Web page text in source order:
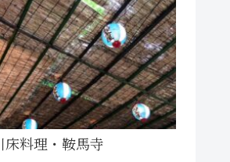
料理・鞍馬寺